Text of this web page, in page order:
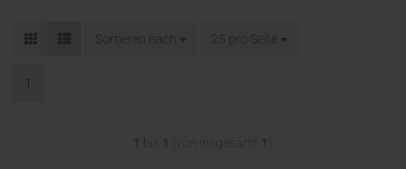
Sortieren nach 25 pro Seite
1